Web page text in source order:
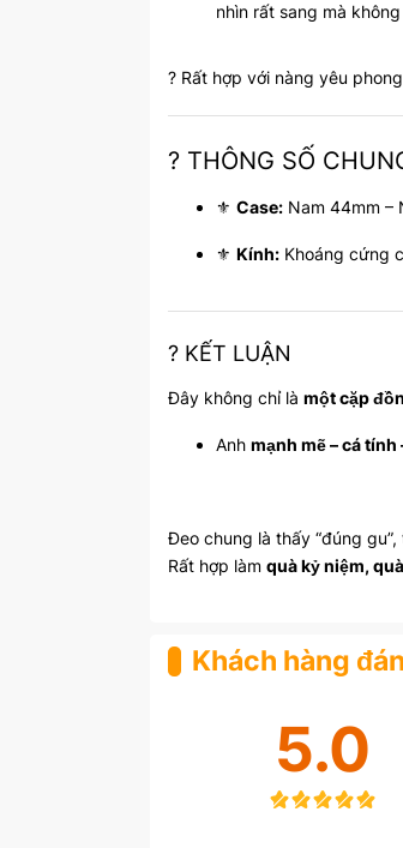
nhìn rất sang mà không
? Rất hợp với nàng yêu
? THÔNG SỐ
⚜️Case: Nam 44mm –
⚜️Kính: Khoáng cứng
? KẾT LUẬN
Đây không chỉ làmột cặp
Anhmạnh mẽ – cá tính
Đeo chung là thấy “đúng
Rất hợp làmquà kỷ niệm,
Khách hàng
5.0